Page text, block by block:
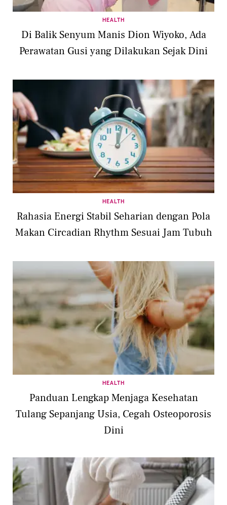
HEALTH
Di Balik Senyum Manis Dion Wiyoko, Ada
Perawatan Gusi yang Dilakukan Sejak Dini
HEALTH
Rahasia Energi Stabil Seharian dengan Pola
Makan Circadian Rhythm Sesuai Jam Tubuh
HEALTH
Panduan Lengkap Menjaga Kesehatan
Tulang Sepanjang Usia, Cegah Osteoporosis
Dini